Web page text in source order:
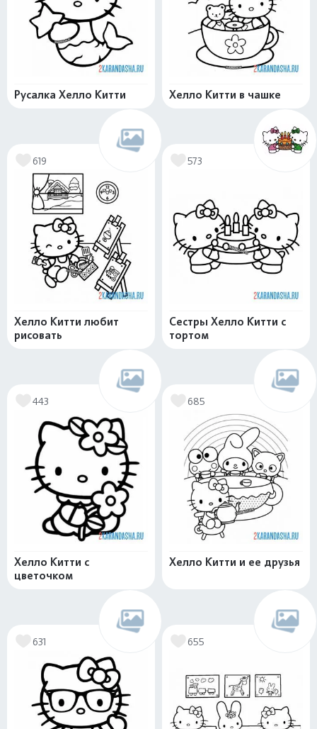
Русалка Хелло Китти Хелло Китти в чашке
619
Хелло Китти любит
рисовать
573
Сестры Хелло Китти с
тортом
443
Хелло Китти с
цветочком
685
Хелло Китти и ее друзья
631 655